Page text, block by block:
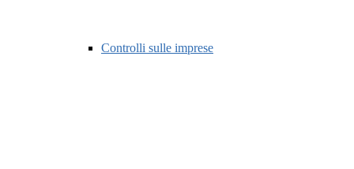
Controlli sulle imprese